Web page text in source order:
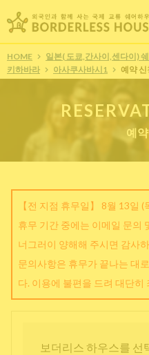
HOME 일본( 도쿄,간사이,센다이)
키하바라
아사쿠사바시1 예약 신
예
【전 지점 휴무일】 8월 13일 (
휴무 기간 중에는 이메일 문의
너그러이 양해해 주시면 감사
문의사항은 휴무가 끝나는 대
다. 이용에 불편을 드려 대단히
보더리스 하우스를